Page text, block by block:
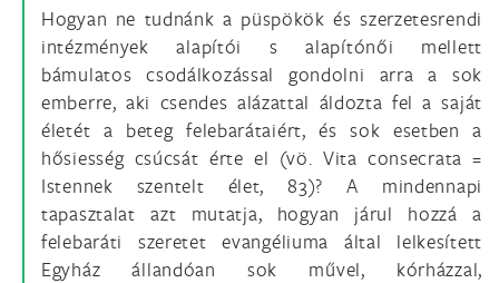
Hogyan ne tudnánk a püspökök és szerzetesrendi
intézmények alapítói s alapítónői mellett
bámulatos csodálkozással gondolni arra a sok
emberre, aki csendes alázattal áldozta fel a saját
életét a beteg felebarátaiért, és sok esetben a
hősiesség csúcsát érte el (vö. Vita consecrata =
Istennek szentelt élet, 83)? A mindennapi
tapasztalat azt mutatja, hogyan járul hozzá a
felebaráti szeretet evangéliuma által lelkesített
Egyház állandóan sok művel, kórházzal,